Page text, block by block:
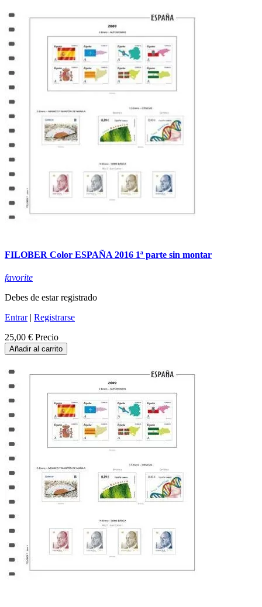
FILOBER Color ESPAÑA 2016 1ª parte sin montar
favorite
Debes de estar registrado
Entrar| Registrarse
25,00 € Precio
Añadir al carrito